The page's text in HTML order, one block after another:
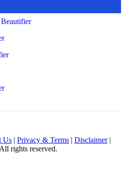
Us | Privacy & Terms | Disclaimer|
rights reserved.